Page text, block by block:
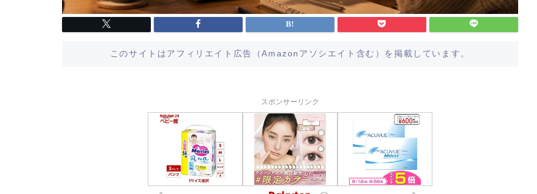
このサイトはアフィリエイト広告（Amazonアソシエイト含む）を掲載しています。
スポンサーリンク